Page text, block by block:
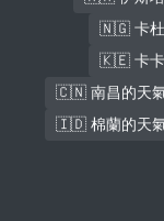
🇳🇬 卡杜
🇰🇪 卡卡
🇨🇳 南昌的天
🇮🇩 棉蘭的天